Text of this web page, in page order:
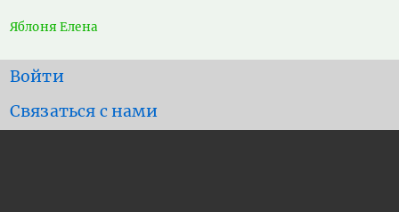
Яблоня Елена
User
account
menu
Войти
Footer
menu
Связаться с нами